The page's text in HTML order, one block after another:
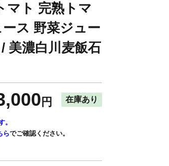
マト 完熟トマ
ス 野菜ジュー
美濃白川麦飯石
円 在庫あり
。
らでご確認ください。